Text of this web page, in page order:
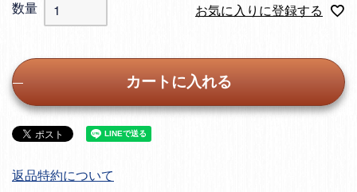
お気に入りに登録する
カートに入れる
返品特約について